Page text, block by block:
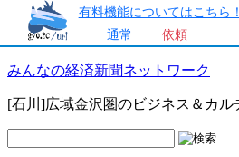
有料機能についてはこちら！
通常
依頼